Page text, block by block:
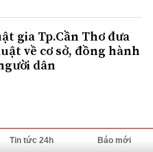
gia Tp.Cần Thơ đưa
về cơ sở, đồng hành
dân
Tin tức 24h Báo mới